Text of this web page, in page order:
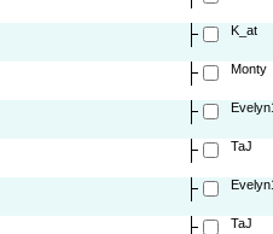
K_at
Monty
TaJ
TaJ